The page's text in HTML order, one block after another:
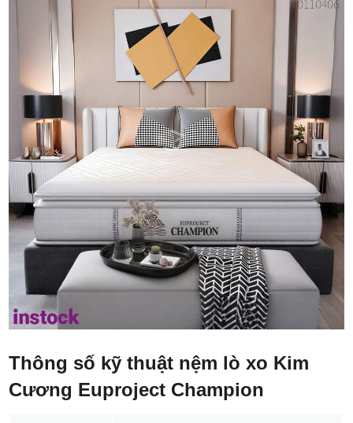
Thông số kỹ thuật nệm lò xo Kim
Cương Euproject Champion